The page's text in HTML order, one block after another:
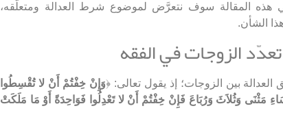
هذه المقالة سوف نتعرَّض لموضوع شرط العدالة ومتعلّقه،
الشأن.
وَإِنْ خِفْتُمْ أَنْ لا تُقْسِطُوا
مَثْنَى وَثُلاَثَ وَرُبَاعَ فَإِنْ خِفْتُمْ أَنْ لا تَعْدِلُوا فَوَاحِدَةً أَوْ مَا مَلَكَتْ